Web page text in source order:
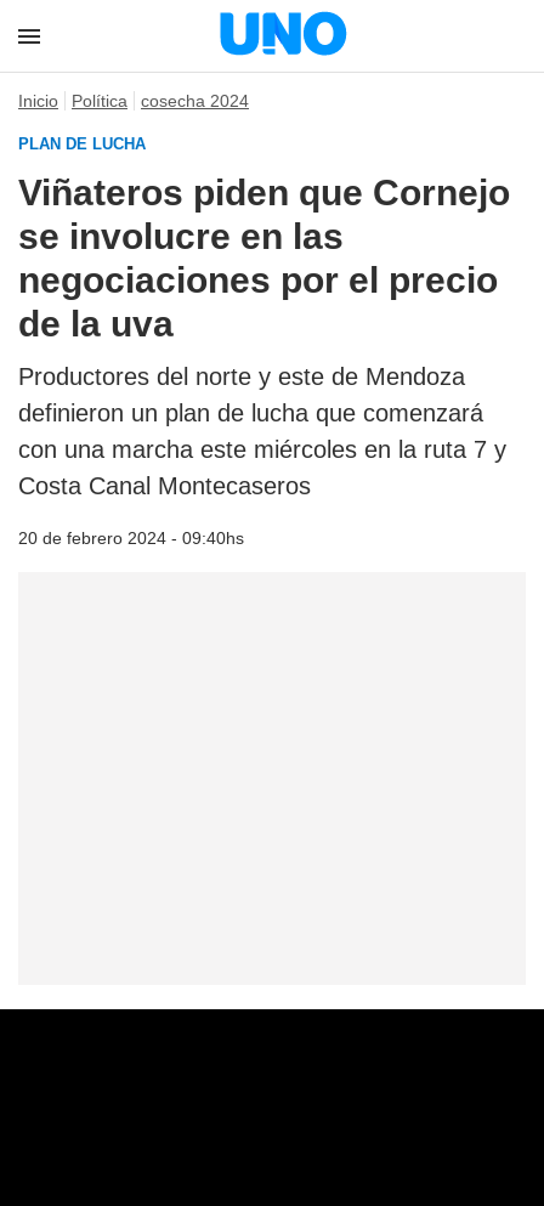
Inicio Política cosecha 2024
PLAN DE LUCHA
Viñateros piden que Cornejo
se involucre en las
negociaciones por el precio
de la uva
Productores del norte y este de Mendoza
definieron un plan de lucha que comenzará
con una marcha este miércoles en la ruta 7 y
Costa Canal Montecaseros
20 de febrero 2024 - 09:40hs